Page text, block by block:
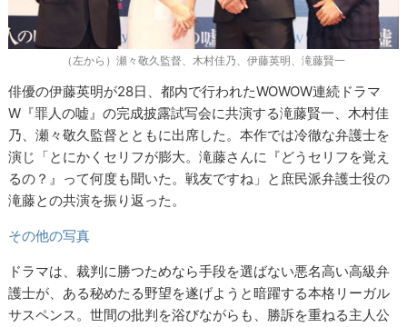
（左から）瀬々敬久監督、木村佳乃、伊藤英明、滝藤賢一
俳優の伊藤英明が28日、都内で行われたWOWOW連続ドラマ
W『罪人の嘘』の完成披露試写会に共演する滝藤賢一、木村佳
乃、瀬々敬久監督とともに出席した。本作では冷徹な弁護士を
演じ「とにかくセリフが膨大。滝藤さんに『どうセリフを覚え
るの？』って何度も聞いた。戦友ですね」と庶民派弁護士役の
滝藤との共演を振り返った。
その他の写真
ドラマは、裁判に勝つためなら手段を選ばない悪名高い高級弁
護士が、ある秘めたる野望を遂げようと暗躍する本格リーガル
サスペンス。世間の批判を浴びながらも、勝訴を重ねる主人公